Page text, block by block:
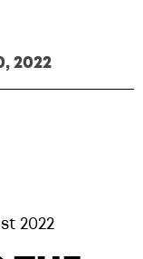
2022
2022